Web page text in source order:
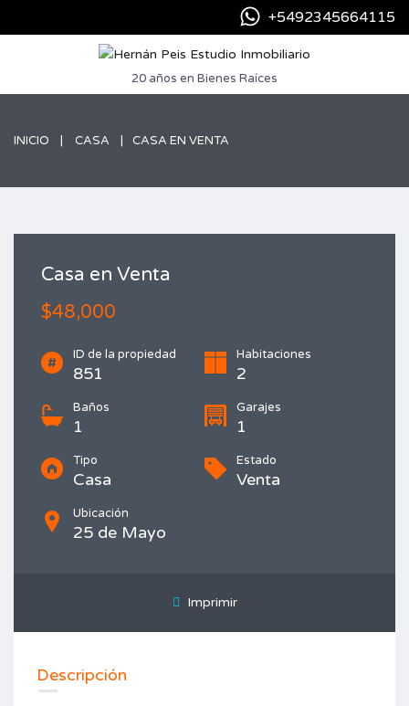
+5492345664115
20 años en Bienes Raíces
INICIO CASA CASA EN VENTA
Casa en Venta
$48,000
ID de la propiedad
851
Habitaciones
2
Baños
1
Garajes
1
Tipo
Casa
Estado
Venta
Ubicación
25 de Mayo
Imprimir
Descripción